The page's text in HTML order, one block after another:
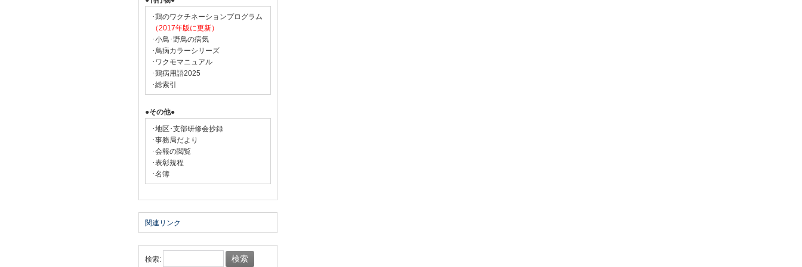
･鶏のワクチネーションプログラム
（2017年版に更新）
･小鳥･野鳥の病気
･鳥病カラーシリーズ
･ワクモマニュアル
･鶏病用語2025
･総索引
●その他●
･地区･支部研修会抄録
･事務局だより
･会報の閲覧
･表彰規程
･名簿
関連リンク
検索: